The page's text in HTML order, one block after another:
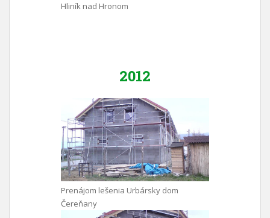
Hliník nad Hronom
2012
Prenájom lešenia Urbársky dom
Čereňany